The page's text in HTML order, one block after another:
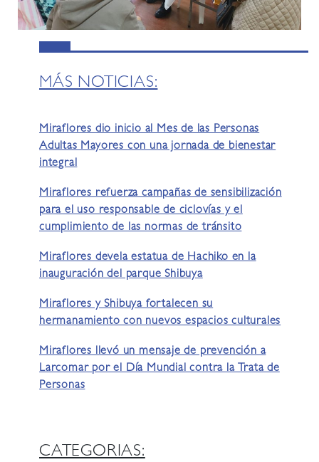
MÁS NOTICIAS:
Miraflores dio inicio al Mes de las Personas
Adultas Mayores con una jornada de bienestar
integral
Miraflores refuerza campañas de sensibilización
para el uso responsable de ciclovías y el
cumplimiento de las normas de tránsito
Miraflores devela estatua de Hachiko en la
inauguración del parque Shibuya
Miraflores y Shibuya fortalecen su
hermanamiento con nuevos espacios culturales
Miraflores llevó un mensaje de prevención a
Larcomar por el Día Mundial contra la Trata de
Personas
CATEGORIAS: